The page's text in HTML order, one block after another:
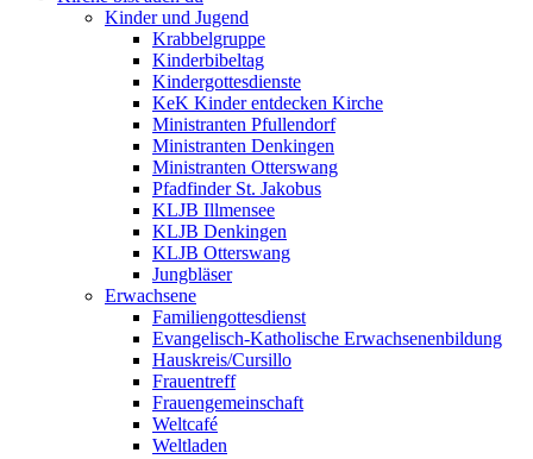
Kinder und Jugend
Krabbelgruppe
Kinderbibeltag
Kindergottesdienste
KeK Kinder entdecken Kirche
Ministranten Pfullendorf
Ministranten Denkingen
Ministranten Otterswang
Pfadfinder St. Jakobus
KLJB Illmensee
KLJB Denkingen
KLJB Otterswang
Jungbläser
Erwachsene
Familiengottesdienst
Evangelisch-Katholische Erwachsenenbildung
Hauskreis/Cursillo
Frauentreff
Frauengemeinschaft
Weltcafé
Weltladen